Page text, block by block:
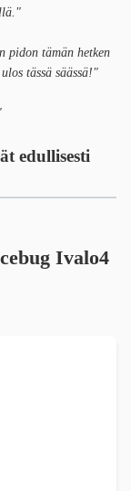
pidon tämän hetken
tässä säässä!"
edullisesti
Ivalo4